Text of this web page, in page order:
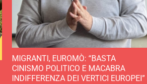
MIGRANTI, EUROMÒ: “BASTA
CINISMO POLITICO E MACABRA
INDIFFERENZA DEI VERTICI EUROPEI”